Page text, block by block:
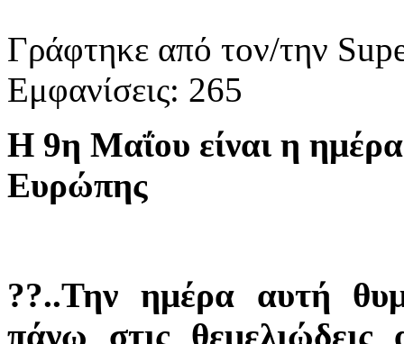
Γράφτηκε από τον/την
Εμφανίσεις: 265
Η 9η Μαΐου είναι η
Ευρώπης
??..Την ημέρα αυτή
πάνω στις